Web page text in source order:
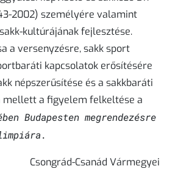
2002) személyére valamint
kultúrájának fejlesztése.
a versenyzésre, sakk sport
kapcsolatok erősítésére
népszerűsítése és a sakkbaráti
mellett a figyelem felkeltése a
Budapesten megrendezésre
Csongrád-Csanád Vármegyei